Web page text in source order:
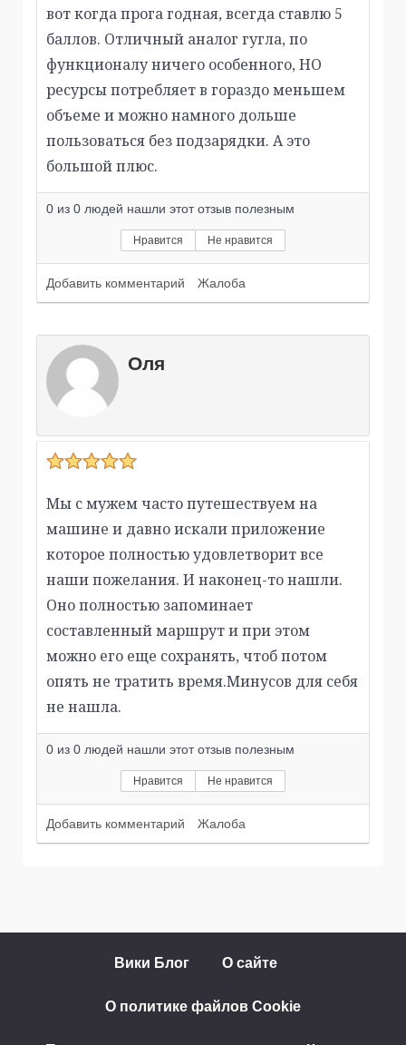
вот когда прога годная, всегда ставлю 5
баллов. Отличный аналог гугла, по
функционалу ничего особенного, НО
ресурсы потребляет в гораздо меньшем
объеме и можно намного дольше
пользоваться без подзарядки. А это
большой плюс.
0 из 0 людей нашли этот отзыв полезным
Нравится Не нравится
Добавить комментарий Жалоба
Оля
Мы с мужем часто путешествуем на
машине и давно искали приложение
которое полностью удовлетворит все
наши пожелания. И наконец-то нашли.
Оно полностью запоминает
составленный маршрут и при этом
можно его еще сохранять, чтоб потом
опять не тратить время.Минусов для себя
не нашла.
0 из 0 людей нашли этот отзыв полезным
Нравится Не нравится
Добавить комментарий Жалоба
Вики Блог О сайте
О политике файлов Cookie